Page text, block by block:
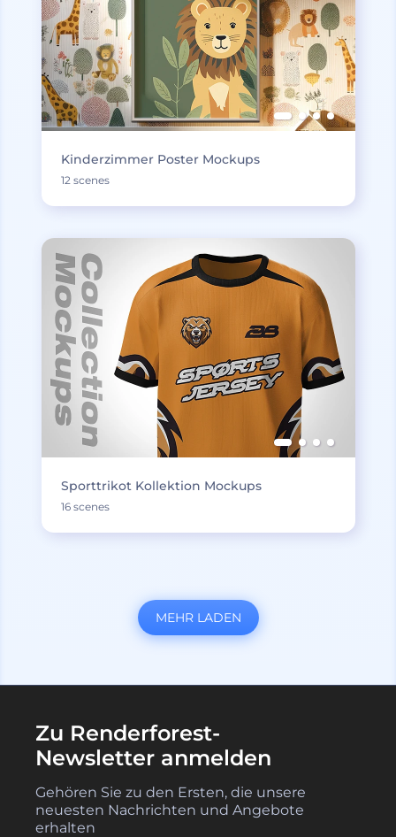
Kinderzimmer Poster Mockups
12 scenes
Sporttrikot Kollektion Mockups
16 scenes
MEHR LADEN
Zu Renderforest-
Newsletter anmelden
Gehören Sie zu den Ersten, die unsere
neuesten Nachrichten und Angebote
erhalten